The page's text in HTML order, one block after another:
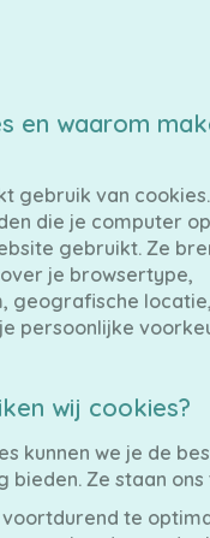
en waarom
gebruik van
die je computer
gebruikt. Ze
je browsertype,
geografische
persoonlijke
wij cookies?
kunnen we je de
Ze staan ons
voortdurend te